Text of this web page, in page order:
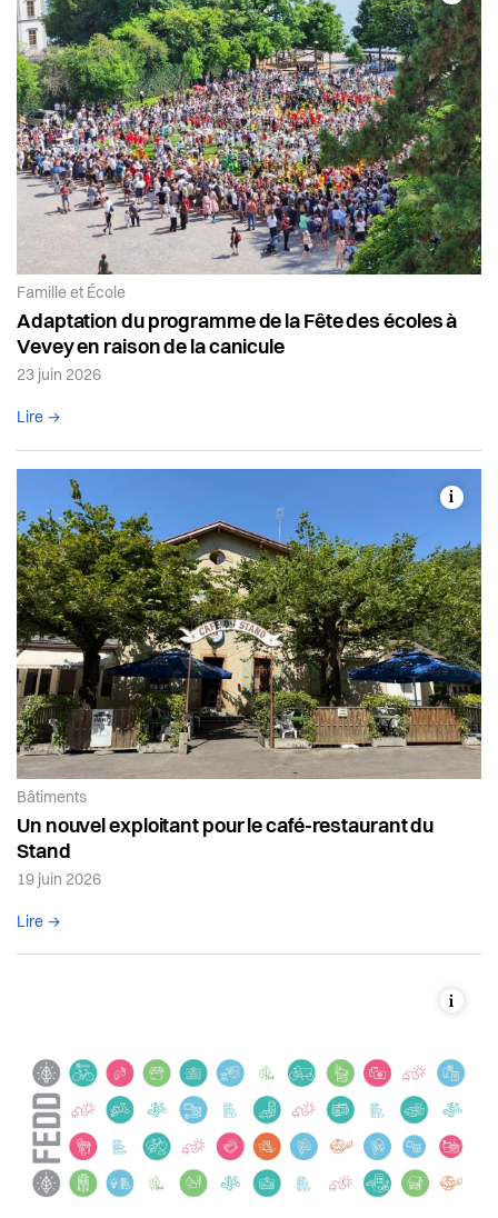
Article de la catégorie:
Famille et École
Adaptation du programme de la Fête des écoles à
Vevey en raison de la canicule
23 juin 2026
Lire →
Article de la catégorie:
Bâtiments
Un nouvel exploitant pour le café-restaurant du
Stand
19 juin 2026
Lire →